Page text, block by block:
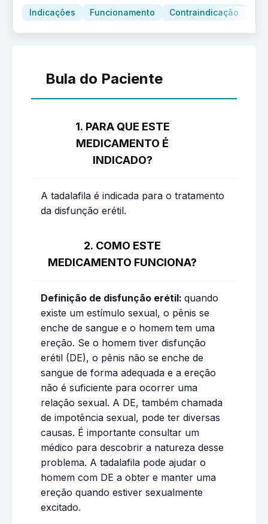
Indicações Funcionamento Contraindicação
Bula do Paciente
1. PARA QUE ESTE
MEDICAMENTO É
INDICADO?
A tadalafila é indicada para o tratamento
da disfunção erétil.
2. COMO ESTE
MEDICAMENTO FUNCIONA?
Definição de disfunção erétil: quando
existe um estímulo sexual, o pênis se
enche de sangue e o homem tem uma
ereção. Se o homem tiver disfunção
erétil (DE), o pênis não se enche de
sangue de forma adequada e a ereção
não é suficiente para ocorrer uma
relação sexual. A DE, também chamada
de impotência sexual, pode ter diversas
causas. É importante consultar um
médico para descobrir a natureza desse
problema. A tadalafila pode ajudar o
homem com DE a obter e manter uma
ereção quando estiver sexualmente
excitado.